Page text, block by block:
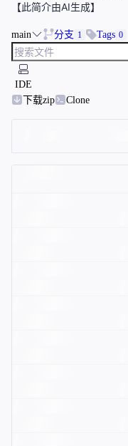
【此简介由AI生成】
main 分支 1 Tags 0
IDE
下载zip
Clone